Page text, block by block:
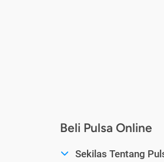
Beli Pulsa Online
Sekilas Tentang